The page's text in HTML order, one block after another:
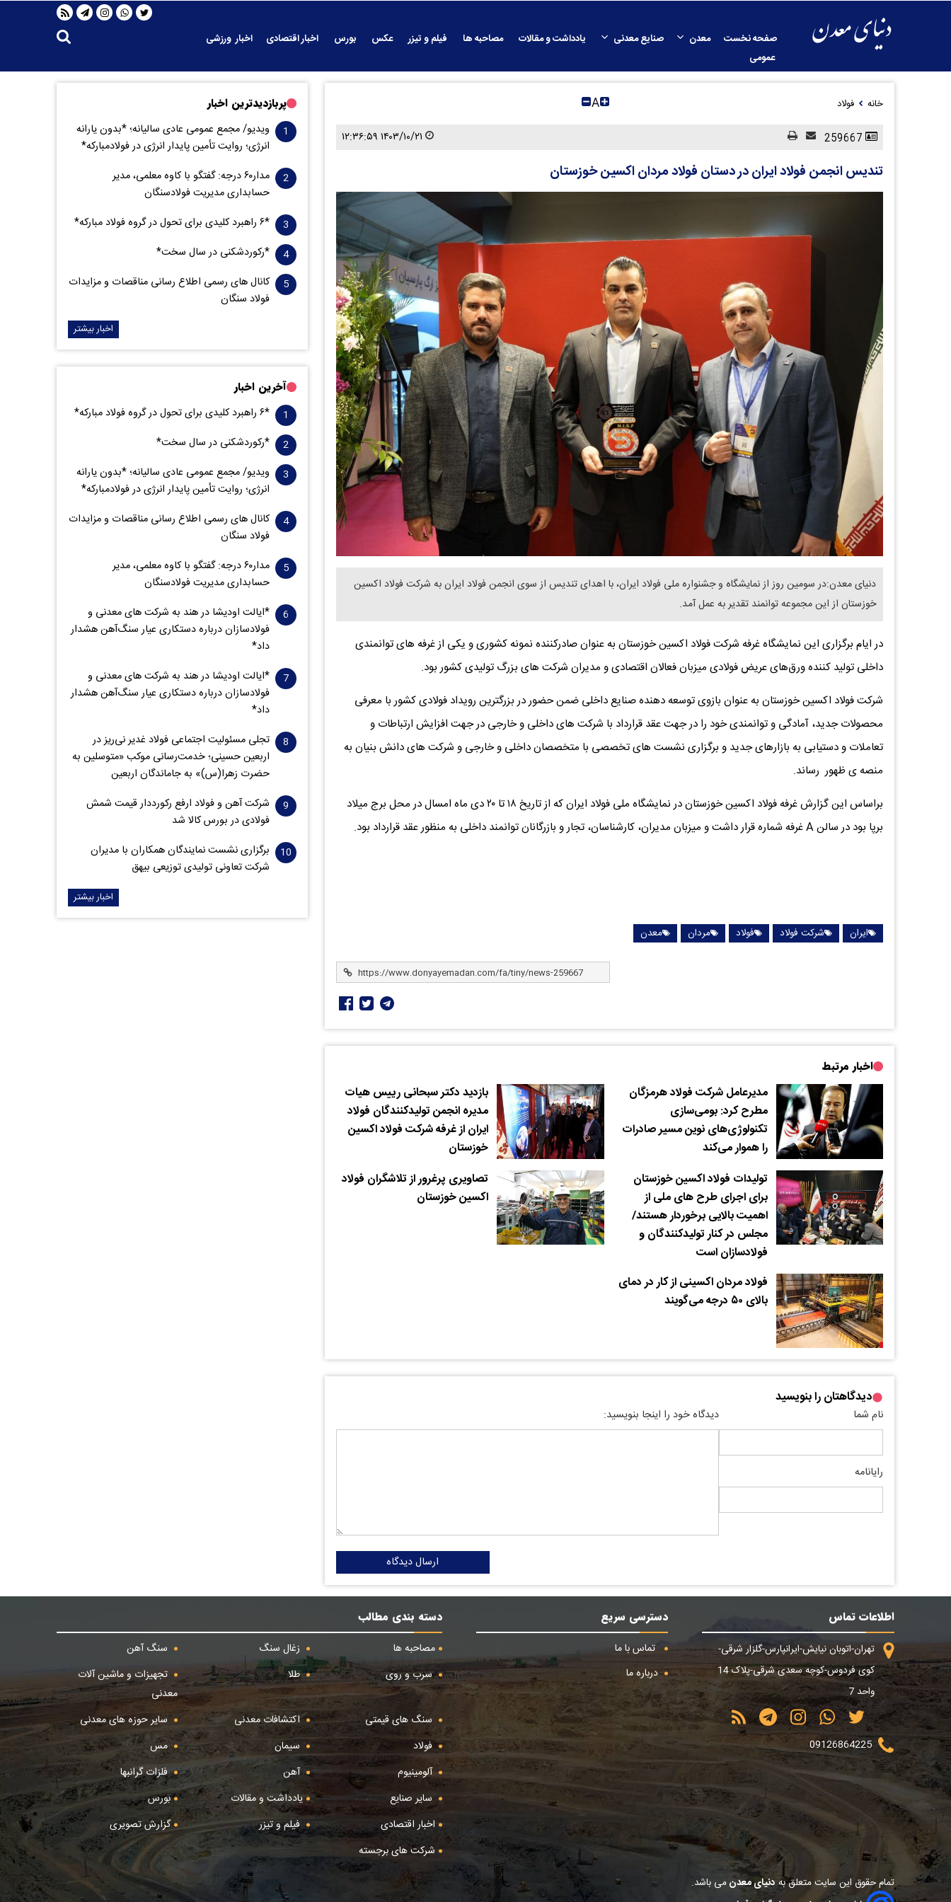
صفحه نخست معدن صنایع معدنی یادداشت و مقالات مصاحبه ها فیلم و تیزر عکس بورس اخبار اقتصادی
اخبار ورزشی
عمومی
خانه فولاد A
۱۴۰۳/۱۰/۲۱ ۱۲:۳۶:۵۹
تندیس انجمن فولاد ایران در دستان فولاد مردان اکسین خوزستان
دنیای معدن:در سومین روز از نمایشگاه و جشنواره ملی فولاد ایران، با اهدای تندیس از سوی انجمن فولاد ایران به شرکت فولاد اکسین
خوزستان از این مجموعه توانمند تقدیر به عمل‌ آمد.
در ایام برگزاری این نمایشگاه غرفه شرکت فولاد اکسین خوزستان به عنوان صادرکننده نمونه کشوری و یکی از غرفه های توانمندی
داخلی تولید کننده ورق‌های عریض فولادی میزبان فعالان اقتصادی و مدیران شرکت های بزرگ تولیدی کشور بود.
شرکت فولاد اکسین خوزستان به عنوان بازوی توسعه دهنده صنایع داخلی ضمن حضور در بزرگترین رویداد فولادی کشور با معرفی
محصولات جدید، آمادگی و توانمندی خود را در جهت عقد قرارداد با شرکت های داخلی و خارجی در جهت افزایش ارتباطات و
تعاملات و دستیابی به بازارهای جدید و برگزاری نشست های تخصصی با متخصصان داخلی و خارجی و شرکت های دانش بنیان به
منصه ی ظهور رساند.
براساس این گزارش غرفه فولاد اکسین خوزستان در نمایشگاه ملی فولاد ایران که از تاریخ ۱۸ تا ۲۰ دی ماه امسال در محل برج میلاد
برپا بود در سالن A غرفه شماره قرار داشت و میزبان مدیران، کارشناسان، تجار و بازرگانان توانمند داخلی به منظور عقد قرارداد بود.
ایران شرکت فولاد فولاد مردان معدن
اخبار مرتبط
مدیرعامل شرکت فولاد هرمزگان
مطرح کرد: بومی‌سازی
تکنولوژی‌های نوین مسیر صادرات
را هموار می‌کند
بازدید دکتر سبحانی رییس هیات
مدیره انجمن تولیدکنندگان فولاد
ایران از غرفه شرکت فولاد اکسین
خوزستان
تولیدات فولاد اکسین خوزستان
برای اجرای طرح های ملی از
اهمیت بالایی برخوردار هستند/
مجلس در کنار تولیدکنندگان و
فولادسازان است
تصاویری پرغرور از تلاشگران فولاد
اکسین خوزستان
فولاد مردان اکسینی از کار در دمای
بالای ۵۰ درجه می‌گویند
دیدگاهتان را بنویسید
نام شما
رایانامه
دیدگاه خود را اینجا بنویسید:
ارسال دیدگاه
پربازدیدترین اخبار
ویدیو/ مجمع عمومی عادی سالیانه؛ *بدون یارانه
انرژی؛ روایت تأمین پایدار انرژی در فولادمبارکه*
مدار‌۶٠ درجه: گفتگو با کاوه معلمی، مدیر
حسابداری مدیریت فولادسنگان
*۶ راهبرد کلیدی برای تحول در گروه فولاد مبارکه*
*رکوردشکنی در سال سخت*
کانال های رسمی اطلاع رسانی مناقصات و مزایدات
فولاد سنگان
اخبار بیشتر
آخرین اخبار
*۶ راهبرد کلیدی برای تحول در گروه فولاد مبارکه*
*رکوردشکنی در سال سخت*
ویدیو/ مجمع عمومی عادی سالیانه؛ *بدون یارانه
انرژی؛ روایت تأمین پایدار انرژی در فولادمبارکه*
کانال های رسمی اطلاع رسانی مناقصات و مزایدات
فولاد سنگان
مدار‌۶٠ درجه: گفتگو با کاوه معلمی، مدیر
حسابداری مدیریت فولادسنگان
*ایالت اودیشا در هند به شرکت های معدنی و
فولادسازان درباره دستکاری عیار سنگ‌آهن هشدار
داد*
*ایالت اودیشا در هند به شرکت های معدنی و
فولادسازان درباره دستکاری عیار سنگ‌آهن هشدار
داد*
تجلی مسئولیت اجتماعی فولاد غدیر نی‌ریز در
اربعین حسینی؛ خدمت‌رسانی موکب «متوسلین به
حضرت زهرا(س)» به جاماندگان اربعین
شرکت آهن و فولاد ارفع رکورددار قیمت شمش
فولادی در بورس کالا شد
برگزاری نشست نمایندگان همکاران با مدیران
شرکت تعاونی تولیدی توزیعی بیهق
اخبار بیشتر
اطلاعات تماس
تهران-اتوبان نیایش-ایرانپارس-گلزار شرقی-
کوی فردوس-کوچه سعدی شرقی-پلاک 14
واحد 7
09126864225
دسترسی سریع
تماس با ما
درباره ما
دسته بندی مطالب
مصاحبه ها
زغال سنگ
سنگ آهن
سرب و روی
طلا
تجهیزات و ماشین آلات
معدنی
سنگ های قیمتی
اکتشافات معدنی
سایر حوزه های معدنی
فولاد
سیمان
مس
آلومینیوم
آهن
فلزات گرانبها
سایر صنایع
یادداشت و مقالات
بورس
اخبار اقتصادی
فیلم و تیزر
گزارش تصویری
شرکت های برجسته
تمام حقوق این سایت متعلق بهدنیای معدنمی باشد.